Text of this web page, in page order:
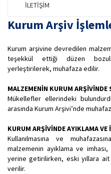
İLETİŞİM
Kurum Arşiv
Kurum arşivine devredilen
teşekkül ettiği düzen
yerleştirilerek, muhafaza edilir.
MALZEMENİN KURUM ARŞİVİNDE
Mükellefler ellerindeki
arasında Kurum Arşivi’nde
KURUM ARŞİVİNDE AYIKLAMA VE
Kullanılmasına ve
malzemenin ayıklama ve
yerine getirilirken, eski yıllara ait
verilir.